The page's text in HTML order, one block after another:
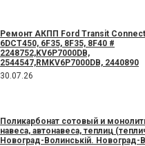
Ремонт АКПП Ford Transit
6DCT450, 6F35, 8F35, 8F40 #
2248752,KV6P7000DB,
2544547,RMKV6P7000DB, 2440890
30.07.26
Поликарбонат сотовый и
навеса, автонавеса, теплиц
Новоград-Волинській. Новоград-